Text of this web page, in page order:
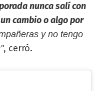
nunca salí con
cambio o algo por
y no tengo
, cerró.